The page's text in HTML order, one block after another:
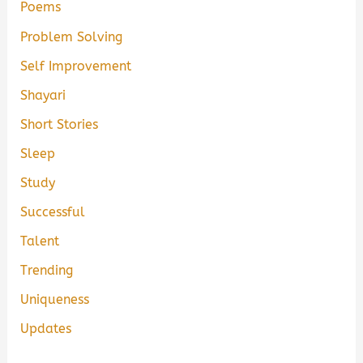
Poems
Problem Solving
Self Improvement
Shayari
Short Stories
Sleep
Study
Successful
Talent
Trending
Uniqueness
Updates